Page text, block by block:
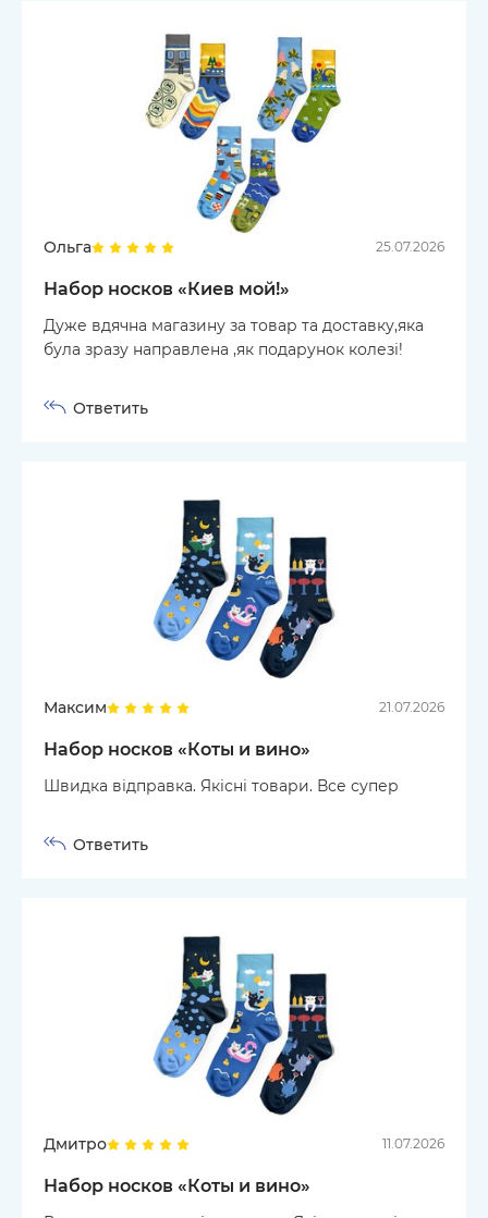
Ольга 25.07.2026
Набор носков «Киев мой!»
Дуже вдячна магазину за товар та доставку,яка
була зразу направлена ,як подарунок колезі!
Ответить
Максим 21.07.2026
Набор носков «Коты и вино»
Швидка відправка. Якісні товари. Все супер
Ответить
Дмитро 11.07.2026
Набор носков «Коты и вино»